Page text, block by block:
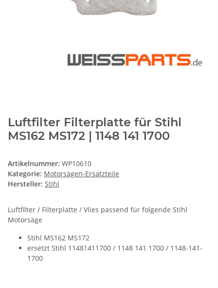
Luftfilter Filterplatte für Stihl
MS162 MS172 | 1148 141 1700
Artikelnummer: WP10610
Kategorie: Motorsägen-Ersatzteile
Hersteller: Stihl
Luftfilter / Filterplatte / Vlies passend für folgende Stihl
Motorsäge
Stihl MS162 MS172
ersetzt Stihl 11481411700 / 1148 141 1700 / 1148-141-
1700